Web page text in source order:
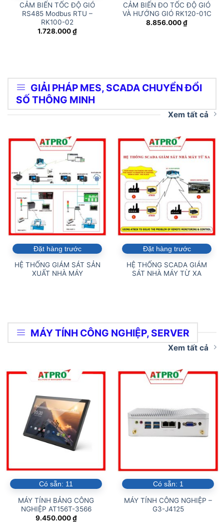
CẢM BIẾN TỐC ĐỘ GIÓ
RS485 Modbus RTU –
RK100-02
1.728.000₫
CẢM BIẾN ĐO TỐC ĐỘ GIÓ
VÀ HƯỚNG GIÓ RK120-01C
8.856.000₫
GIẢI PHÁP MES, SCADA CHUYỂN ĐỔI
SỐ THÔNG MINH
Xem tất cả
Đặt hàng trước
HỆ THỐNG GIÁM SÁT SẢN
XUẤT NHÀ MÁY
Đặt hàng trước
HỆ THỐNG SCADA GIÁM
SÁT NHÀ MÁY TỪ XA
MÁY TÍNH CÔNG NGHIỆP, SERVER
Xem tất cả
Có sẵn: 11
MÁY TÍNH BẢNG CÔNG
NGHIỆP AT156T-3566
9.450.000₫
Có sẵn: 1
MÁY TÍNH CÔNG NGHIỆP –
G3-J4125